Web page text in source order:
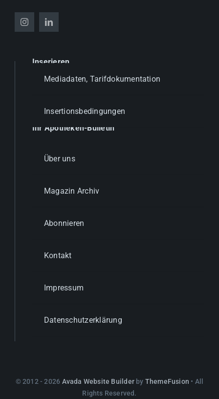
Inserieren
Mediadaten, Tarifdokumentation
Insertionsbedingungen
Ihr Apotheken-Bulletin
Über uns
Magazin Archiv
Abonnieren
Kontakt
Impressum
Datenschutzerklärung
© 2012 - 2026 Avada Website Builderby ThemeFusion • All
Rights Reserved.